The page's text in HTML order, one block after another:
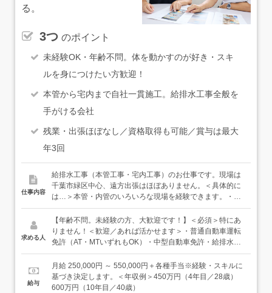
る。
3つ のポイント
未経験OK・年齢不問。体を動かすのが好き・スキ
ルを身につけたい方歓迎！
本管から宅内まで自社一貫施工。給排水工事全般を
手がける会社
残業・出張ほぼなし／資格取得も可能／賞与は最大
年3回
仕事内容
給排水工事（本管工事・宅内工事）のお仕事です。現場は
千葉市緑区中心、遠方出張はほぼありません。＜具体的に
は…＞本管・内管のいろいろな現場を経験できます。・本
管工事（道路工事）道路を掘削し、上下水道の本管から各
敷地への引き込み工事を行います。・内管工事（宅内工
事）住宅・老人ホーム・商業施設・食品工場など、建物内
の給排水配管からトイレ・キッチンの蛇口設置まで担当し
管・内管それぞれの工程を経験していただきます。施工ス
タッフは5名、施工管理は3名活躍中。入社後は、先輩スタ
ッフがしっかりサポートするので、未経験の方もご安心く
求める人
【年齢不問。未経験の方、大歓迎です！】＜必須＞特にあ
りません！＜歓迎／あれば活かせます＞・普通自動車運転
免許（AT・MTいずれもOK）・中型自動車免許・給排水・
設備工事の経験や資格をお持ちの方（優遇します）＜こん
な方にぴったりです＞・体を動かすことが好きな方・仕事
を通じていろいろなスキルを身につけたい方・同じことの
繰り返しより、変化のある仕事がしたい方
給与
月給 250,000円 ～ 550,000円＋各種手当※経験・スキルに
基づき決定します。＜年収例＞450万円（4年目／28歳）
600万円（10年目／40歳）